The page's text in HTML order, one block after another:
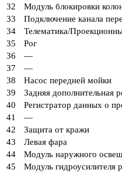
32
Модуль блокировки
33
Подключение канала
34
Телематика/
35
Рог
36
—
37
—
38
Насос передней мойки
39
Задняя дополнительная
40
Регистратор данных о
41
—
42
Защита от кражи
43
Левая фара
44
Модуль наружного
45
Модуль гидроусилителя